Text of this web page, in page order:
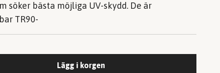
söker bästa möjliga UV-skydd. De är
TR90-
Lägg i korgen